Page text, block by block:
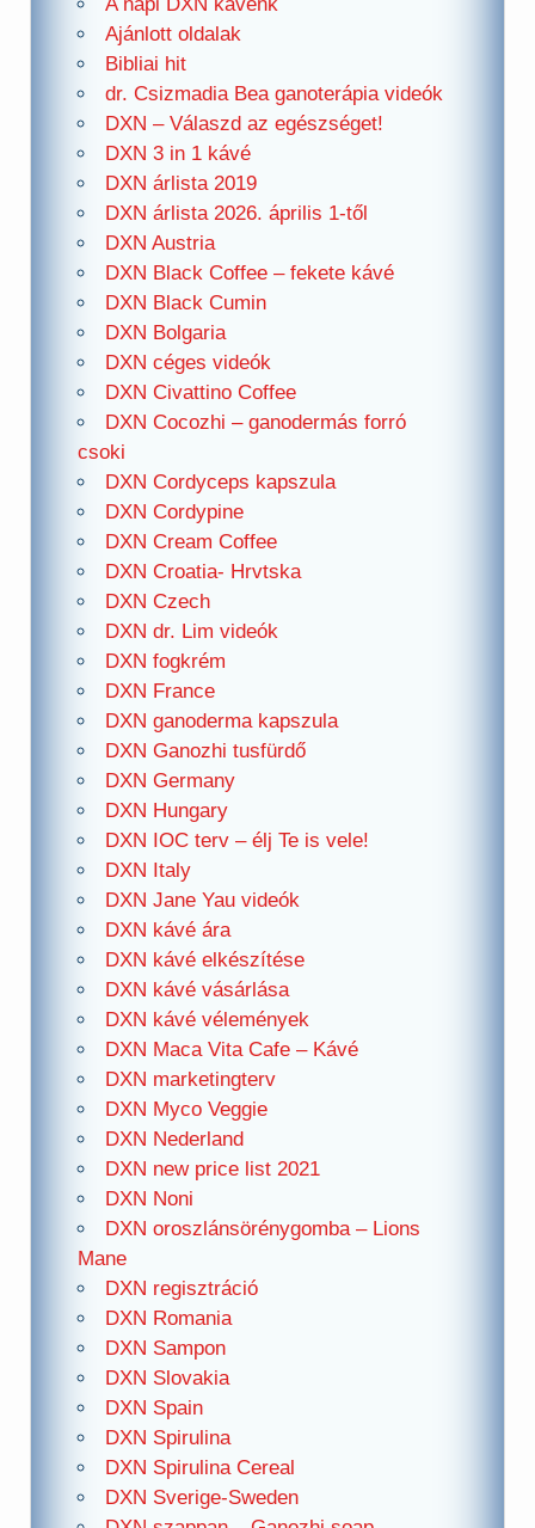
Ajánlott oldalak
Bibliai hit
dr. Csizmadia Bea ganoterápia videók
DXN – Válaszd az egészséget!
DXN 3 in 1 kávé
DXN árlista 2019
DXN árlista 2026. április 1-től
DXN Austria
DXN Black Coffee – fekete kávé
DXN Black Cumin
DXN Bolgaria
DXN céges videók
DXN Civattino Coffee
DXN Cocozhi – ganodermás forró
csoki
DXN Cordyceps kapszula
DXN Cordypine
DXN Cream Coffee
DXN Croatia- Hrvtska
DXN Czech
DXN dr. Lim videók
DXN fogkrém
DXN France
DXN ganoderma kapszula
DXN Ganozhi tusfürdő
DXN Germany
DXN Hungary
DXN IOC terv – élj Te is vele!
DXN Italy
DXN Jane Yau videók
DXN kávé ára
DXN kávé elkészítése
DXN kávé vásárlása
DXN kávé vélemények
DXN Maca Vita Cafe – Kávé
DXN marketingterv
DXN Myco Veggie
DXN Nederland
DXN new price list 2021
DXN Noni
DXN oroszlánsörénygomba – Lions
Mane
DXN regisztráció
DXN Romania
DXN Sampon
DXN Slovakia
DXN Spain
DXN Spirulina
DXN Spirulina Cereal
DXN Sverige-Sweden